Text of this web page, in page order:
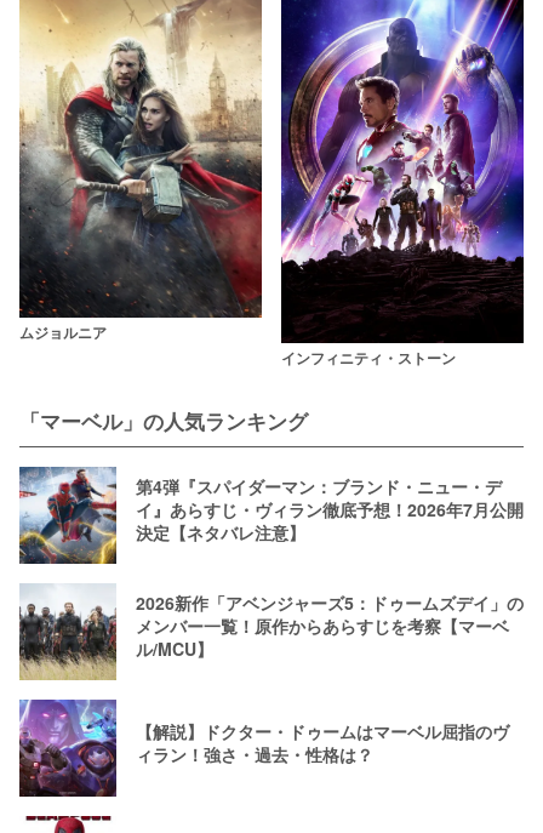
ムジョルニア
インフィニティ・ストーン
「マーベル」の人気ランキング
第4弾『スパイダーマン：ブランド・ニュー・デ
イ』あらすじ・ヴィラン徹底予想！2026年7月公開
決定【ネタバレ注意】
2026新作「アベンジャーズ5：ドゥームズデイ」の
メンバー一覧！原作からあらすじを考察【マーベ
ル/MCU】
【解説】ドクター・ドゥームはマーベル屈指のヴ
ィラン！強さ・過去・性格は？